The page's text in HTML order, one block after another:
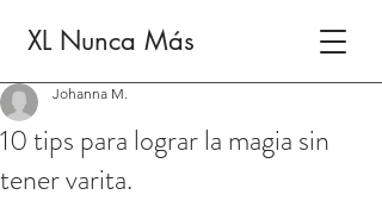
XL Nunca Más
10 tips para lograr la magia sin
tener varita.
Johanna M.